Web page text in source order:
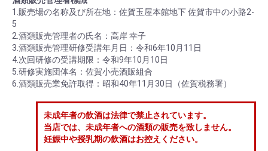
1.販売場の名称及び所在地：佐賀玉屋本館地下 佐賀市中の小路2-
5
2.酒類販売管理者の氏名：高岸 幸子
3.酒類販売管理研修受講年月日：令和6年10月11日
4.次回研修の受講期限：令和9年10月10日
5.研修実施団体名：佐賀小売酒販組合
6.酒類販売業免許取得：昭和40年11月30日（佐賀税務署）
未成年者の飲酒は法律で禁止されています。
当店では、未成年者への酒類の販売を致しません。
妊娠中や授乳期の飲酒はお控えください。